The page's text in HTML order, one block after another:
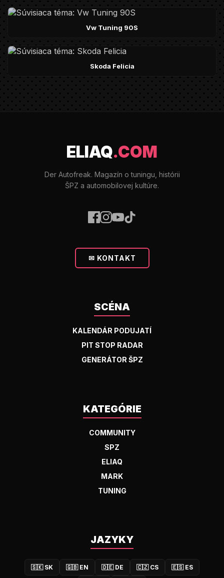
Vw Tuning 90S
Skoda Felicia
ELIAQ.COM
Der Autofreak. Magazín o tuningu, histórii
ŠPZ a automobilovej kultúre.
✉ KONTAKT
SCÉNA
KALENDÁR PODUJATÍ
PIT STOP RADAR
GENERÁTOR ŠPZ
KATEGÓRIE
COMMUNITY
SPZ
ELIAQ
MARK
TUNING
JAZYKY
🇸🇰 SK 🇬🇧 EN 🇩🇪 DE 🇨🇿 CS 🇪🇸 ES